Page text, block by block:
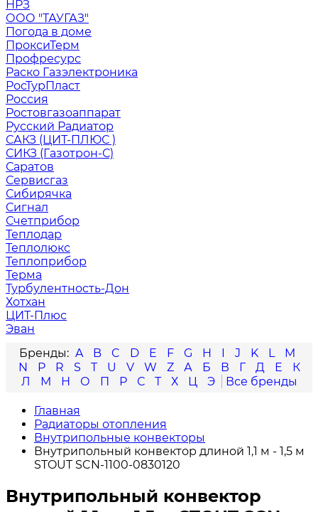
НРЗ
ООО "ТАУГАЗ"
Погода в доме
ПроксиТерм
Профресурс
Раско Газэлектроника
РосТурПласт
Россия
Ростовгазоаппарат
Русский Радиатор
САКЗ (ЦИТ-ПЛЮС )
СИКЗ (Газотрон-С)
Саратов
Сервисгаз
Сибирячка
Сигнал
Счетприбор
Теплодар
Теплолюкс
Теплоприбор
Терма
Турбулентность-Дон
Хотхан
ЦИТ-Плюс
Эван
A
B C D E F G H I J K L
M
N
P R S T U V W Z А Б В Г Д Е
К
Л
М Н О П Р С Т Х Ц Э
Главная
Радиаторы отопления
Внутрипольные конвекторы
Внутрипольный конвектор длиной 1,1 м - 1,5 м
STOUT SCN-1100-0830120
Внутрипольный конвектор